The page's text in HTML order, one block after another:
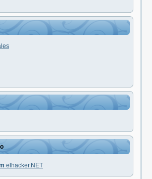
elhacker.NET